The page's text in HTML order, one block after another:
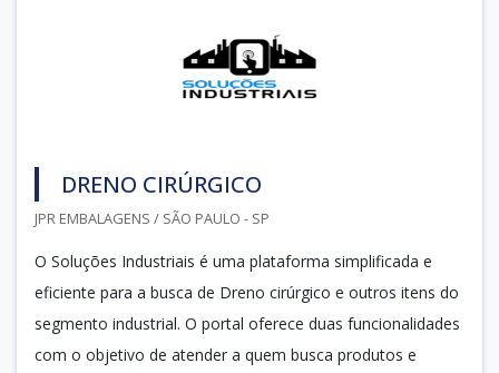
DRENO CIRÚRGICO
JPR EMBALAGENS / SÃO PAULO - SP
O Soluções Industriais é uma plataforma simplificada e
eficiente para a busca de Dreno cirúrgico e outros itens do
segmento industrial. O portal oferece duas funcionalidades
com o objetivo de atender a quem busca produtos e